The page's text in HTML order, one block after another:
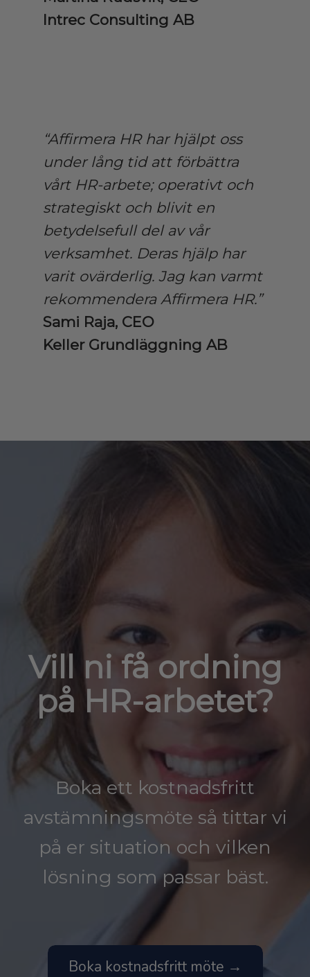
Intrec Consulting AB
“Affirmera HR har hjälpt oss
under lång tid att förbättra
vårt HR-arbete; operativt och
strategiskt och blivit en
betydelsefull del av vår
verksamhet. Deras hjälp har
varit ovärderlig. Jag kan varmt
rekommendera Affirmera HR.”
Sami Raja, CEO
Keller Grundläggning AB
Vill ni få ordning
på HR-arbetet?
Boka ett kostnadsfritt
avstämningsmöte så tittar vi
på er situation och vilken
lösning som passar bäst.
Boka kostnadsfritt möte →